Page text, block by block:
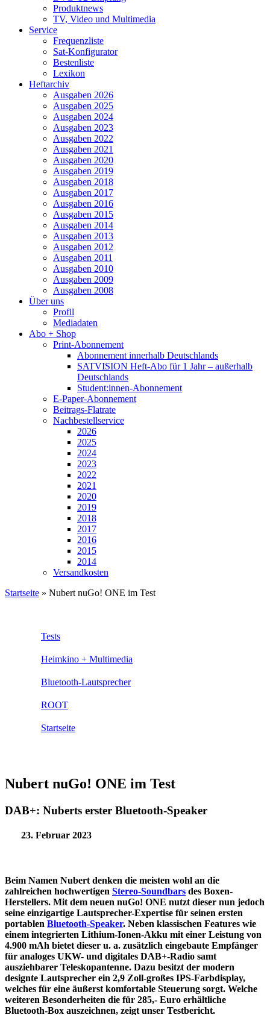
Produktnews
TV, Video und Multimedia
Service
Frequenzliste
Sat-Konfigurator
Bestenliste
Lexikon
Heftarchiv
Ausgaben 2026
Ausgaben 2025
Ausgaben 2024
Ausgaben 2023
Ausgaben 2022
Ausgaben 2021
Ausgaben 2020
Ausgaben 2019
Ausgaben 2018
Ausgaben 2017
Ausgaben 2016
Ausgaben 2015
Ausgaben 2014
Ausgaben 2013
Ausgaben 2012
Ausgaben 2011
Ausgaben 2010
Ausgaben 2009
Ausgaben 2008
Über uns
Profil
Mediadaten
Abo + Shop
Print-Abonnement
Abonnement innerhalb Deutschlands
SATVISION Heft-Abo für 1 Jahr – außerhalb
Deutschlands
Student:innen-Abonnement
E-Paper-Abonnement
Beitrags-Flatrate
Nachbestellservice
2026
2025
2024
2023
2022
2021
2020
2019
2018
2017
2016
2015
2014
Versandkosten
Startseite » Nubert nuGo! ONE im Test
Tests
Heimkino + Multimedia
Bluetooth-Lautsprecher
ROOT
Startseite
Nubert nuGo! ONE im Test
DAB+: Nuberts erster Bluetooth-Speaker
23. Februar 2023
Beim Namen Nubert denken die meisten wohl an die
zahlreichen hochwertigen Stereo-Soundbars des Boxen-
Herstellers. Mit dem neuen nuGo! ONE nutzt dieser nun jedoch
seine einzigartige Lautsprecher-Expertise für seinen ersten
portablen Bluetooth-Speaker. Neben klassischen Features wie
einem integrierten Lithium-Ionen-Akku mit einer Leistung von
4.900 mAh bietet dieser u. a. zusätzlich eingebaute Empfänger
für analoges UKW- und digitales DAB+-Radio samt
ausziehbarer Teleskopantenne. Dazu besitzt der modern
designte Lautsprecher ein 2,9 Zoll-großes IPS-Farbdisplay,
welches für eine äußerst komfortable Steuerung sorgt. Welche
weiteren Besonderheiten die für 285,- Euro erhältliche
Bluetooth-Box auszeichnen, zeigt unser Testbericht.